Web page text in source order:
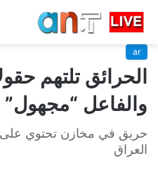
ar
الحرائق تلتهم
والفاعل “مجهول”
حريق في مخازن تحتوي
العراق